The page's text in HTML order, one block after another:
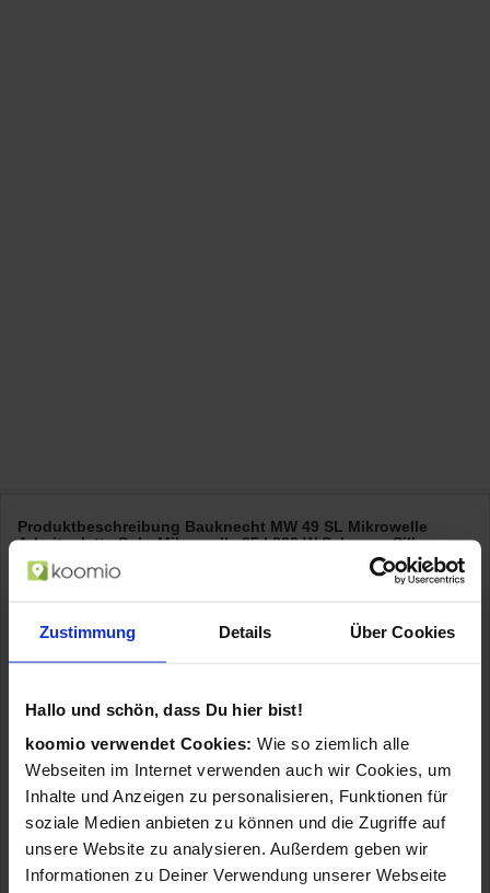
Zustimmung Details Über Cookies
Hallo und schön, dass Du hier bist!
koomio verwendet Cookies: Wie so ziemlich alle
Webseiten im Internet verwenden auch wir Cookies, um
Inhalte und Anzeigen zu personalisieren, Funktionen für
soziale Medien anbieten zu können und die Zugriffe auf
unsere Website zu analysieren. Außerdem geben wir
Informationen zu Deiner Verwendung unserer Webseite
Produktbeschreibung Bauknecht MW 49 SL Mikrowelle
Arbeitsplatte Solo-Mikrowelle 25 l 800 W Schwarz, Silber
(Schwarz, Silber)
Crisp-Funktion werden auch Ihre Hähnchenschenkel und sogar
tiefgekühlte Pizza in Minutenschnelle knusprig. Ohne zusätzliches
Fett.AUTOSTEAM & SENSORSTEAM
Funktion bleiben Vitamine und Mineralien Ihrer Lebensmittel
Der mitgelieferte Dampfgarbehälter ist hitzebeständig bis 120° C
sowie kältebeständig bis -4° C und spülmaschinengeeignet.
DAMPFGARBEHÄLTER Perfekte Zubereitung. Der mitgelieferte
Dampfgarbehälter sorgt für die perfekte Zubereitung Ihrer
gedämpften Nudeln, Reis oder Gemüse. Er ist hitzebeständig bis
120° C sowie kältebeständig bis -4° C und
spülmaschinengeeignet.CRISP BROTAUFTAUFUNKTION